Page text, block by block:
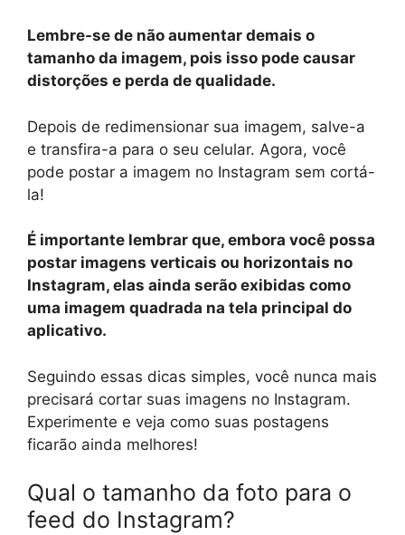
Lembre-se de não aumentar demais o
tamanho da imagem, pois isso pode causar
distorções e perda de qualidade.
Depois de redimensionar sua imagem, salve-a
e transfira-a para o seu celular. Agora, você
pode postar a imagem no Instagram sem cortá-
la!
É importante lembrar que, embora você possa
postar imagens verticais ou horizontais no
Instagram, elas ainda serão exibidas como
uma imagem quadrada na tela principal do
aplicativo.
Seguindo essas dicas simples, você nunca mais
precisará cortar suas imagens no Instagram.
Experimente e veja como suas postagens
ficarão ainda melhores!
Qual o tamanho da foto para o
feed do Instagram?